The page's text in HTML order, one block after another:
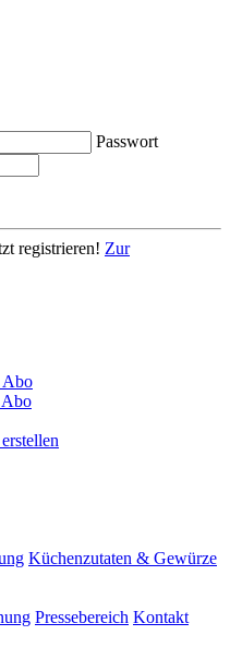
Passwort
registrieren! Zur
Abo
Küchenzutaten & Gewürze
Pressebereich Kontakt